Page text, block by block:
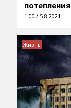
потепления
1:00 / 5.8.2021
Жизнь